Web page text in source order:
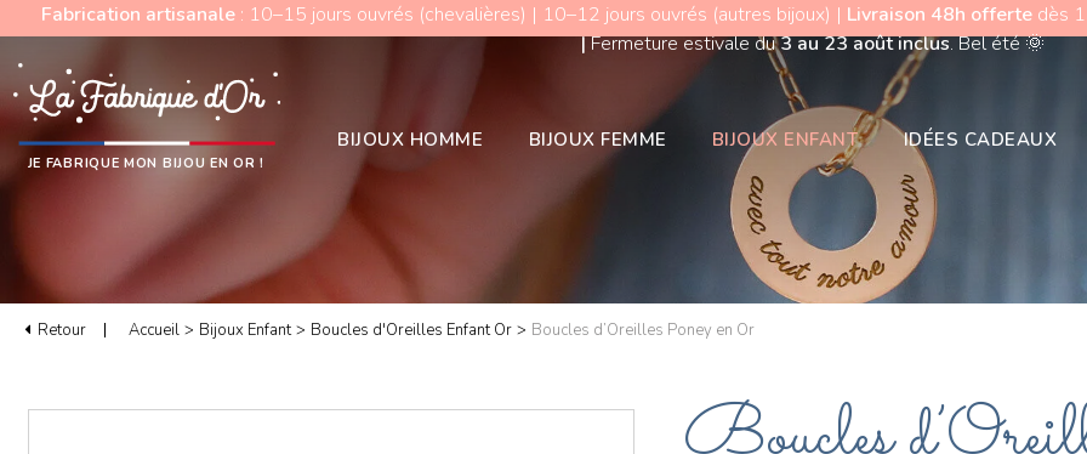
Fabrication artisanale: 10–15 jours ouvrés (chevalières) | 10–12 jours ouvrés (autres bijoux) | Livraison 48h offertedès
|Fermeture estivale du3 au 23 août inclus. Bel été🌞
JE FABRIQUE MON BIJOU EN OR !
BIJOUX HOMME BIJOUX FEMME BIJOUX ENFANT IDÉES CADEAUX
Retour Accueil > Bijoux Enfant > Boucles d'Oreilles Enfant Or > Boucles d’Oreilles Poney en Or